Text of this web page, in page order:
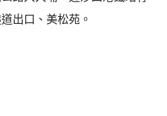
出口、美松苑。